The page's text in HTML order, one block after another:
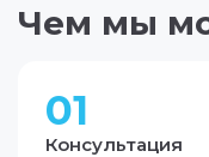
Чем мы
01
Консультация